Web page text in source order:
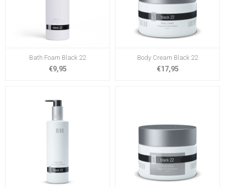
Bath Foam Black 22
€9,95
Body Cream Black 22
€17,95